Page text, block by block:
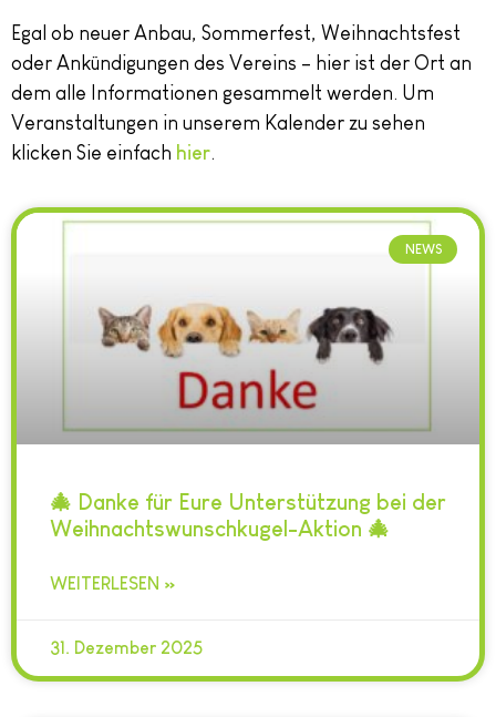
Egal ob neuer Anbau, Sommerfest, Weihnachtsfest
oder Ankündigungen des Vereins – hier ist der Ort an
dem alle Informationen gesammelt werden. Um
Veranstaltungen in unserem Kalender zu sehen
klicken Sie einfach hier.
NEWS
🎄 Danke für Eure Unterstützung bei der
Weihnachtswunschkugel-Aktion 🎄
WEITERLESEN »
31. Dezember 2025